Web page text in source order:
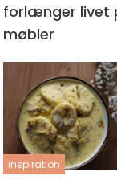
forlænger livet
møbler
inspiration